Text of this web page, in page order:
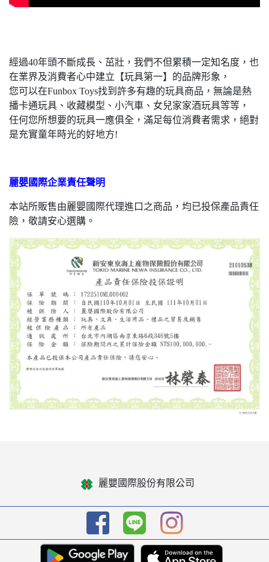
經過40年頭不斷成長、茁壯，我們不但累積一定知名度，也
在業界及消費者心中建立【玩具第一】的品牌形象，
您可以在Funbox Toys找到許多有趣的玩具商品，無論是熱
播卡通玩具、收藏模型、小汽車、女兒家家酒玩具等等，
任何您所想要的玩具一應俱全，滿足每位消費者需求，絕對
是充實童年時光的好地方!
麗嬰國際企業責任聲明
本站所販售由麗嬰國際代理進口之商品，均已投保產品責任
險，敬請安心選購。
麗嬰國際股份有限公司